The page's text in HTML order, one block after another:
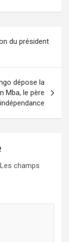
du président
dépose la
Mba, le père
Les champs